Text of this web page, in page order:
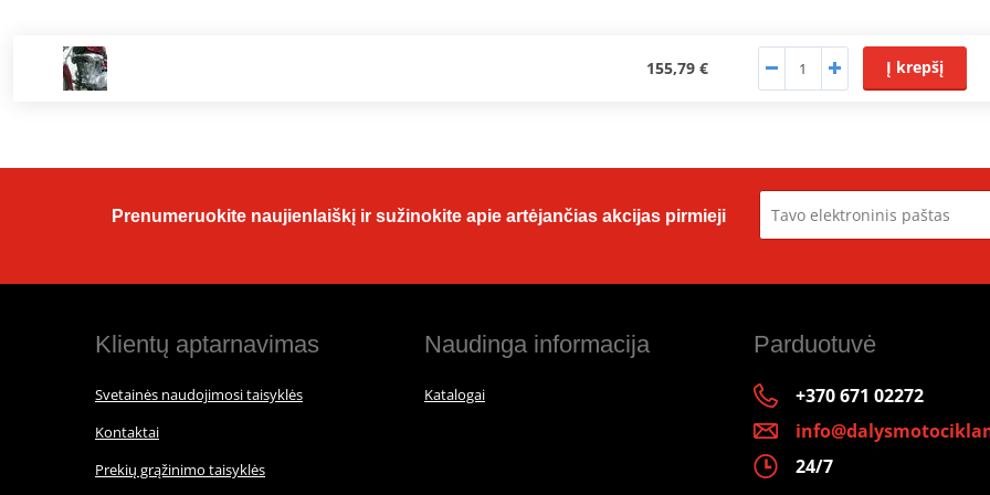
155,79 € Į krepšį
Prenumeruokite naujienlaiškį ir sužinokite apie artėjančias akcijas pirmieji
Klientų aptarnavimas
Svetainės naudojimosi taisyklės
Kontaktai
Prekių grąžinimo taisyklės
Naudinga informacija
Katalogai
Parduotuvė
+370 671 02272
24/7